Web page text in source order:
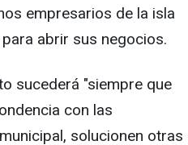
empresarios de la isla
abrir sus negocios.
sucederá "siempre que
con las
solucionen otras